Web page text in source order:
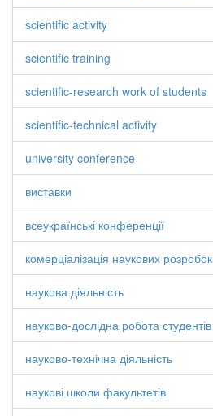
scientific activity
scientific training
scientific-research work of students
scientific-technical activity
university conference
виставки
всеукраїнські конференції
комерціалізація наукових розробок
наукова діяльність
науково-дослідна робота студентів
науково-технічна діяльність
наукові школи факультетів